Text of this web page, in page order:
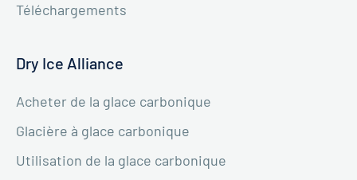
Téléchargements
Dry Ice Alliance
Acheter de la glace carbonique
Glacière à glace carbonique
Utilisation de la glace carbonique